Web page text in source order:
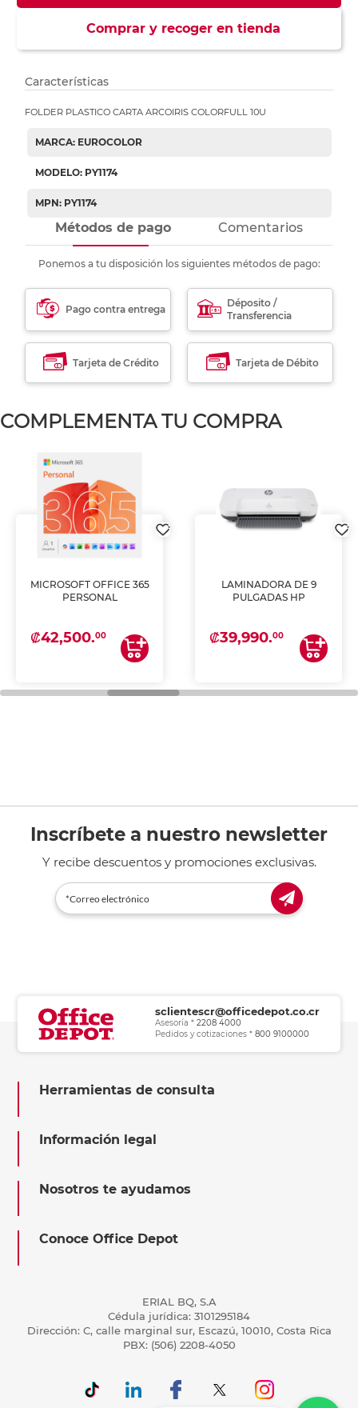
Comprar y recoger en tienda
Características
FOLDER PLASTICO CARTA ARCOIRIS COLORFULL 10U
MARCA: EUROCOLOR
MODELO: PY1174
MPN: PY1174
Métodos de pago Comentarios
Ponemos a tu disposición los siguientes métodos de pago:
Pago contra entrega
Déposito /
Transferencia
Tarjeta de Crédito Tarjeta de Débito
COMPLEMENTA TU COMPRA
MICROSOFT OFFICE 365
PERSONAL
₡42,500.00
LAMINADORA DE 9
PULGADAS HP
₡39,990.00
Inscríbete a nuestro newsletter
Y recibe descuentos y promociones exclusivas.
sclientescr@officedepot.co.cr
Asesoría *2208 4000
Pedidos y cotizaciones *800 9100000
Herramientas de consulta
Información legal
Nosotros te ayudamos
Conoce Office Depot
ERIAL BQ, S.A
Cédula jurídica: 3101295184
Dirección: C, calle marginal sur, Escazú, 10010, Costa Rica
PBX: (506) 2208-4050